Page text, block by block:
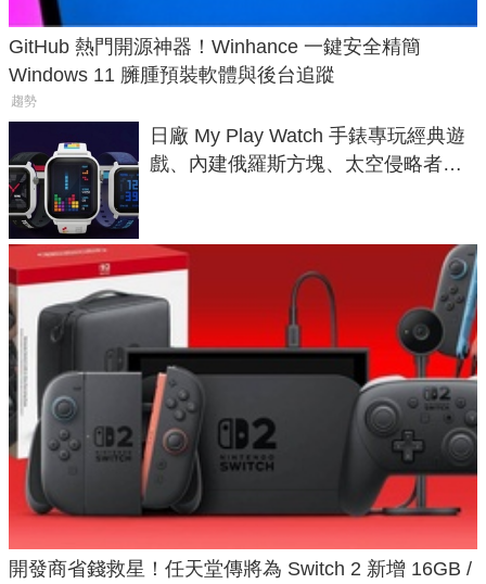
GitHub 熱門開源神器！Winhance 一鍵安全精簡
Windows 11 臃腫預裝軟體與後台追蹤
趨勢
日廠 My Play Watch 手錶專玩經典遊
戲、內建俄羅斯方塊、太空侵略者，
開發商省錢救星！任天堂傳將為 Switch 2 新增 16GB /